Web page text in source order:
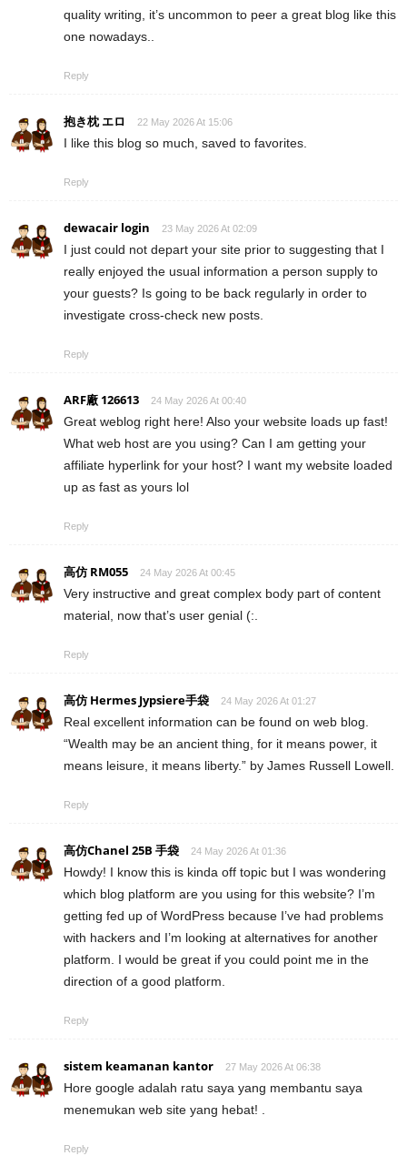
quality writing, it’s uncommon to peer a great blog like this
one nowadays..
Reply
抱き枕 エロ 22 May 2026 At 15:06
I like this blog so much, saved to favorites.
Reply
dewacair login 23 May 2026 At 02:09
I just could not depart your site prior to suggesting that I
really enjoyed the usual information a person supply to
your guests? Is going to be back regularly in order to
investigate cross-check new posts.
Reply
ARF廠 126613 24 May 2026 At 00:40
Great weblog right here! Also your website loads up fast!
What web host are you using? Can I am getting your
affiliate hyperlink for your host? I want my website loaded
up as fast as yours lol
Reply
高仿 RM055 24 May 2026 At 00:45
Very instructive and great complex body part of content
material, now that’s user genial (:.
Reply
高仿 Hermes Jypsiere手袋 24 May 2026 At 01:27
Real excellent information can be found on web blog.
“Wealth may be an ancient thing, for it means power, it
means leisure, it means liberty.” by James Russell Lowell.
Reply
高仿Chanel 25B 手袋 24 May 2026 At 01:36
Howdy! I know this is kinda off topic but I was wondering
which blog platform are you using for this website? I’m
getting fed up of WordPress because I’ve had problems
with hackers and I’m looking at alternatives for another
platform. I would be great if you could point me in the
direction of a good platform.
Reply
sistem keamanan kantor 27 May 2026 At 06:38
Hore google adalah ratu saya yang membantu saya
menemukan web site yang hebat! .
Reply